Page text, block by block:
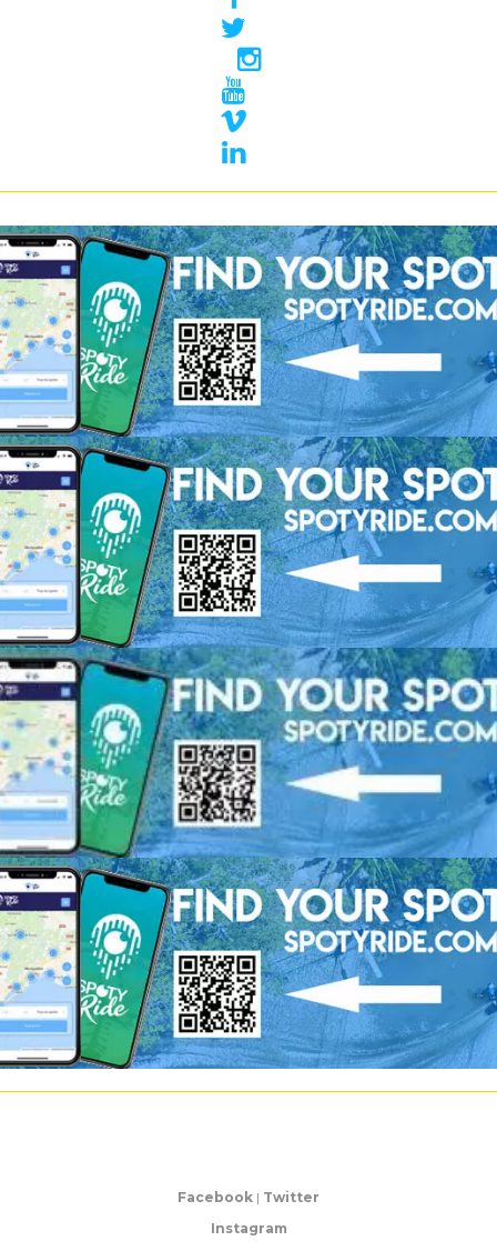
Facebook | Twitter
Instagram